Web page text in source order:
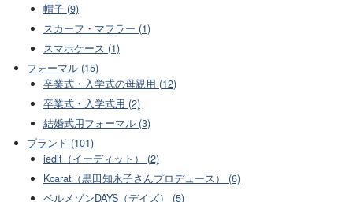
帽子 (9)
スカーフ・マフラー (1)
スマホケース (1)
フォーマル (15)
卒業式・入学式の母親用 (12)
卒業式・入学式用 (2)
結婚式用フォーマル (3)
ブランド (101)
iedit（イーディット） (2)
Kcarat（黒田知永子さんプロデュース） (6)
ベルメゾンDAYS（デイズ） (5)